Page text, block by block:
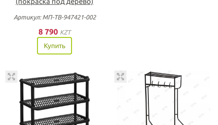
Артикул: МП-ТВ-947421-002
8 790 KZT
Купить